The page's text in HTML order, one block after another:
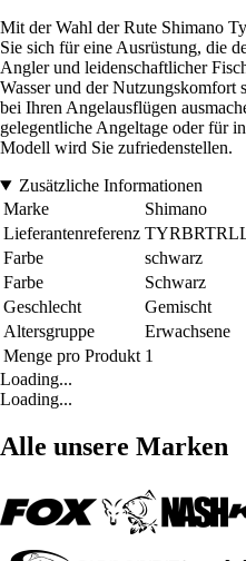
Mit der Wahl der Rute Shimano
Sie sich für eine Ausrüstung, die
Angler und leidenschaftlicher
Wasser und der Nutzungskomfort
bei Ihren Angelausflügen
gelegentliche Angeltage oder für
Modell wird Sie zufriedenstellen.
Zusätzliche Informationen
Marke
Shimano
Lieferantenreferenz
Farbe
schwarz
Farbe
Schwarz
Geschlecht
Gemischt
Altersgruppe
Erwachsene
Menge pro Produkt 1
Loading...
Loading...
Alle unsere Marken